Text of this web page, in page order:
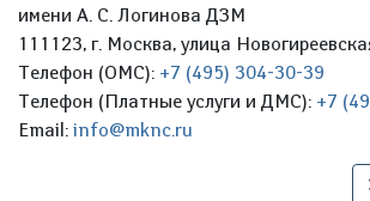
имени А. С. Логинова ДЗМ
111123, г. Москва, улица
Телефон (ОМС): +7 (495) 304-30-39
Телефон (Платные услуги и ДМС): +7
Email: info@mknc.ru